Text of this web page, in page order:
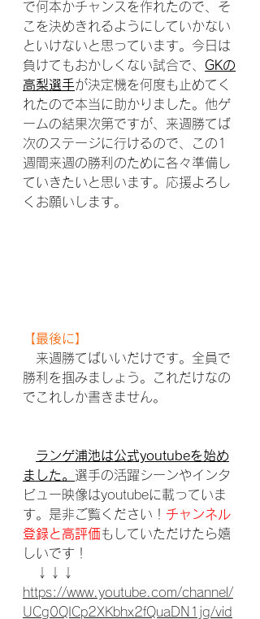
で何本かチャンスを作れたので、そ
こを決めきれるようにしていかない
といけないと思っています。今日は
負けてもおかしくない試合で、 GKの
高梨選手が決定機を何度も止めてく
れたので本当に助かりました。他ゲ
ームの結果次第ですが、来週勝てば
次のステージに行けるので、この1
週間来週の勝利のために各々準備し
ていきたいと思います。応援よろし
くお願いします。
【最後に】
来週勝てばいいだけです。全員で
勝利を掴みましょう。これだけなの
でこれしか書きません。
ランゲ浦池は公式youtubeを始め
ました。 選手の活躍シーンやインタ
ビュー映像はyoutubeに載っていま
す。是非ご覧ください！ チャンネル
登録と高評価もしていただけたら嬉
しいです！
↓↓↓
https://www.youtube.com/channel/
UCg0QICp2XKbhx2fQuaDN1jg/vid